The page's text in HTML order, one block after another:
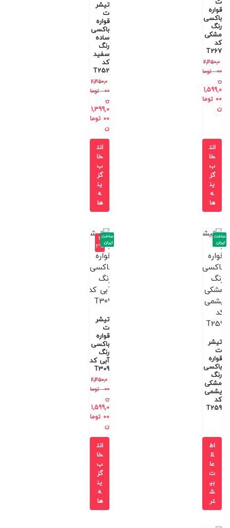
ت
قواره
باکسی
رنگ
مشکی
کد
T267
2,350,0
00
توما
ن
1,599,0
00 توما
ن
انت
خا
ب
گز
ین
ه
ها
تیشر
ت
قواره
باکسی
ساده
رنگ
سفید
کد
T252
2,350,0
00
توما
ن
1,399,0
00 توما
ن
انت
خا
ب
گز
ین
ه
ها
تیشر
ت
قواره
باکسی
رنگ
مشکی
یشمی
کد
T259
ساخت
ایران
اط
لا
عا
ت
بی
ش
تر
-3
2%
تیشر
ت
قواره
باکسی
رنگ
آبی کد
T309
2,350,0
00
توما
ن
1,599,0
00 توما
ن
ساخت
ایران
انت
خا
ب
گز
ین
ه
ها